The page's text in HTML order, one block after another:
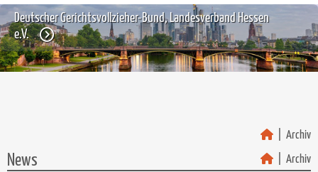
Deutscher Gerichtsvollzieher-Bund, Landesverband Hessen
e.V.
Archiv
News Archiv